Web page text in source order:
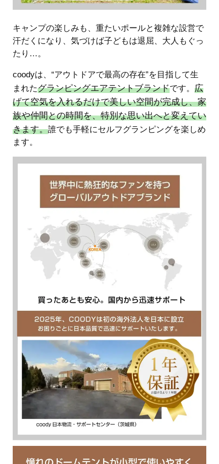
キャンプの楽しみも、重たいポールと複雑な設営で
汗だくになり、気づけば子どもは退屈、大人もぐっ
たり…。
coodyは、“アウトドアで最高の存在”を目指して生
まれたグランピングエアテントブランドです。 広
げて空気を入れるだけで美しい空間が完成し、家
族や仲間との時間を、特別な思い出へと変えてい
きます。誰でも手軽にセルフグランピングを楽しめ
ます。